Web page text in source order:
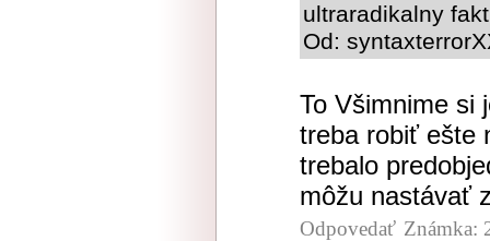
ultraradikalny
Od:
To Všimnime si
treba robiť ešte
trebalo
môžu nastávať
Odpovedať Známka: